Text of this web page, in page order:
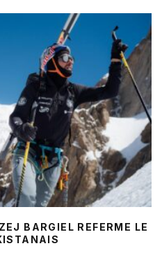
BARGIEL REFERME LE